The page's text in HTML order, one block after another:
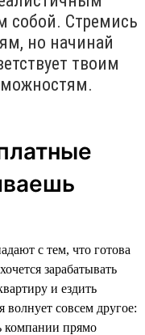
собой. Стремись
но начинай
твоим
с тем, что готова
зарабатывать
и ездить
волнует совсем другое:
компании прямо